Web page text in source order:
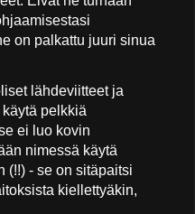
on palkattu juuri sinua
lähdeviitteet ja
pelkkiä
ei luo kovin
nimessä käytä
(!!) - se on sitäpaitsi
kiellettyäkin,